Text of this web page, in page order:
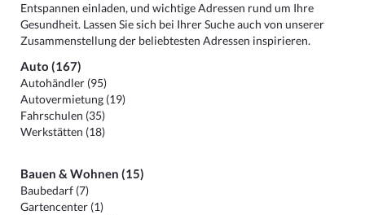
Entspannen einladen, und wichtige Adressen rund um Ihre
Gesundheit. Lassen Sie sich bei Ihrer Suche auch von unserer
Zusammenstellung der beliebtesten Adressen inspirieren.
Auto (167)
Autohändler (95)
Autovermietung (19)
Fahrschulen (35)
Werkstätten (18)
Bauen & Wohnen (15)
Baubedarf (7)
Gartencenter (1)